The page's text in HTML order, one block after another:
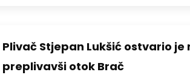
Plivač Stjepan Lukšić ostvario
preplivavši otok Brač